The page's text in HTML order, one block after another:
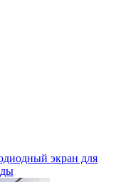
экран для